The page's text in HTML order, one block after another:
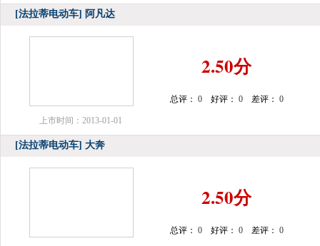
[法拉蒂电动车] 阿凡达
上市时间：2013-01-01
2.50分
总评： 0 好评： 0 差评： 0
[法拉蒂电动车] 大奔
2.50分
总评： 0 好评： 0 差评： 0